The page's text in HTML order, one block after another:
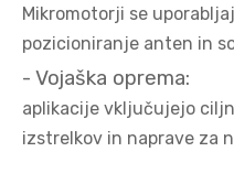
Mikromotorji se
pozicioniranje anten in
- Vojaška oprema:
aplikacije vključujejo
izstrelkov in naprave za